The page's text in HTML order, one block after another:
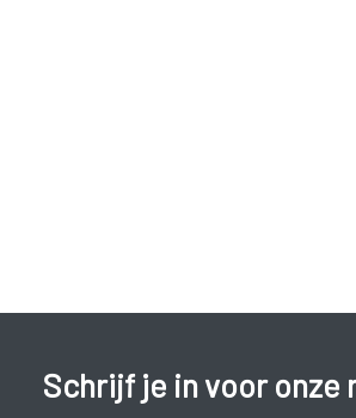
Schrijf je in voor onze